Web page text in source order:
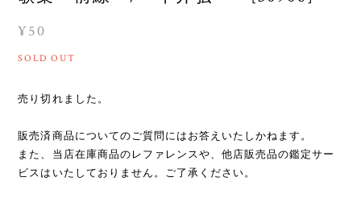
¥50
SOLD OUT
売り切れました。
販売済商品についてのご質問にはお答えいたしかねます。
また、当店在庫商品のレファレンスや、他店販売品の鑑定サー
ビスはいたしておりません。ご了承ください。